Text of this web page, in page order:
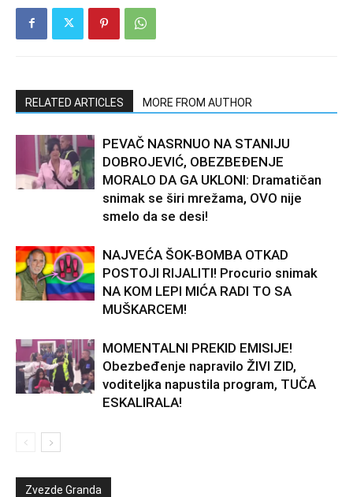
RELATED ARTICLES MORE FROM AUTHOR
PEVAČ NASRNUO NA STANIJU
DOBROJEVIĆ, OBEZBEĐENJE
MORALO DA GA UKLONI: Dramatičan
snimak se širi mrežama, OVO nije
smelo da se desi!
NAJVEĆA ŠOK-BOMBA OTKAD
POSTOJI RIJALITI! Procurio snimak
NA KOM LEPI MIĆA RADI TO SA
MUŠKARCEM!
MOMENTALNI PREKID EMISIJE!
Obezbeđenje napravilo ŽIVI ZID,
voditeljka napustila program, TUČA
ESKALIRALA!
Zvezde Granda